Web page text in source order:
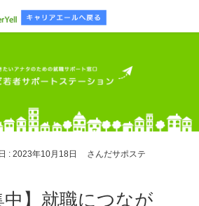
: 2023年10月18日
さんだサポステ